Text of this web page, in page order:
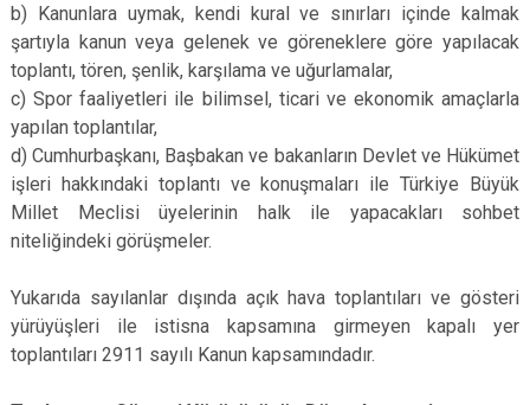
b) Kanunlara uymak, kendi kural ve sınırları içinde kalmak
şartıyla kanun veya gelenek ve göreneklere göre yapılacak
toplantı, tören, şenlik, karşılama ve uğurlamalar,
c) Spor faaliyetleri ile bilimsel, ticari ve ekonomik amaçlarla
yapılan toplantılar,
d) Cumhurbaşkanı, Başbakan ve bakanların Devlet ve Hükümet
işleri hakkındaki toplantı ve konuşmaları ile Türkiye Büyük
Millet Meclisi üyelerinin halk ile yapacakları sohbet
niteliğindeki görüşmeler.
Yukarıda sayılanlar dışında açık hava toplantıları ve gösteri
yürüyüşleri ile istisna kapsamına girmeyen kapalı yer
toplantıları 2911 sayılı Kanun kapsamındadır.